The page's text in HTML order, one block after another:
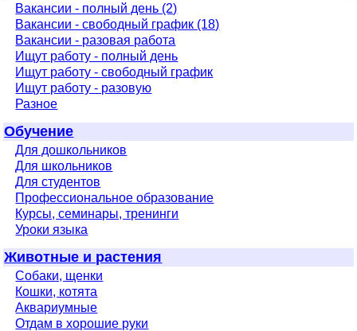
Вакансии - полный день (2)
Вакансии - свободный график (18)
Вакансии - разовая работа
Ищут работу - полный день
Ищут работу - свободный график
Ищут работу - разовую
Разное
Обучение
Для дошкольников
Для школьников
Для студентов
Профессиональное образование
Курсы, семинары, тренинги
Уроки языка
Животные и растения
Собаки, щенки
Кошки, котята
Аквариумные
Отдам в хорошие руки